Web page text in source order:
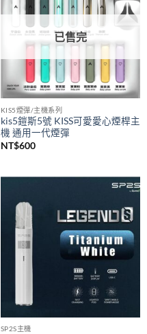
已售完
KIS5煙彈/主機系列
kis5鎧斯5號 KISS可愛愛心煙桿主
機 通用一代煙彈
NT$600
SP2S主機